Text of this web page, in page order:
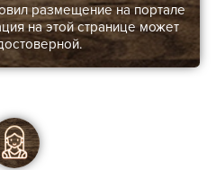
размещение на портале
на этой странице может